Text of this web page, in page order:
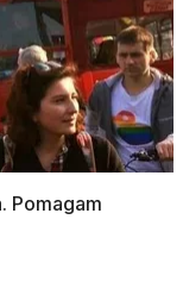
Pomagam